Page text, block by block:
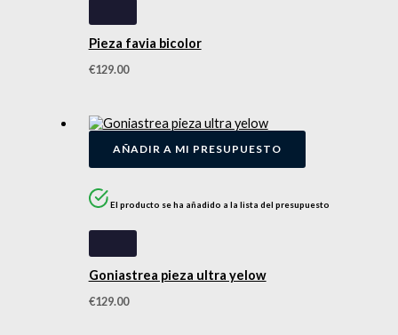
Pieza favia bicolor
€129.00
AÑADIR A MI PRESUPUESTO
El producto se ha añadido a la lista del presupuesto
Goniastrea pieza ultra yelow
€129.00